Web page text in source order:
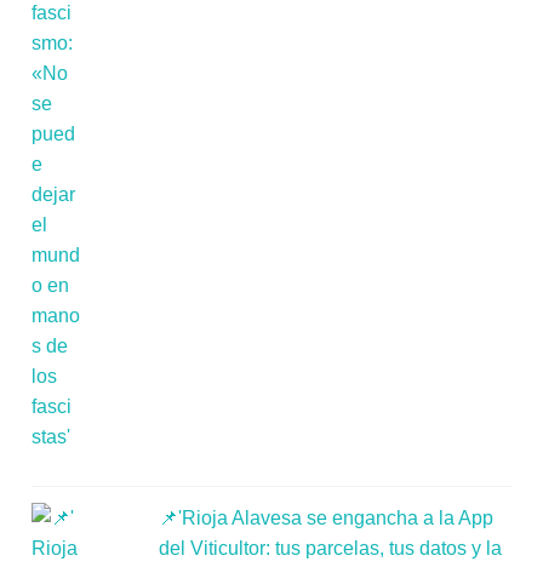
📌'Rioja Alavesa se engancha a la App
del Viticultor: tus parcelas, tus datos y la